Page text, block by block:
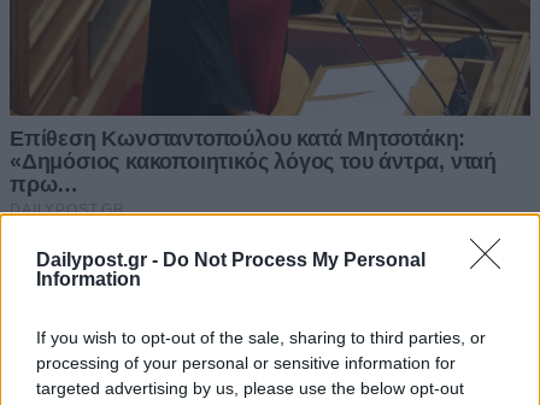
Dailypost.gr - Do Not Process My Personal
Information
If you wish to opt-out of the sale, sharing to third parties, or
processing of your personal or sensitive information for
targeted advertising by us, please use the below opt-out